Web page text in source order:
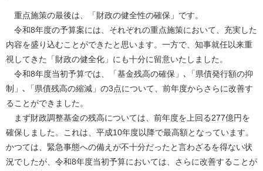
重点施策の最後は、「財政の健全性の確保」です。
令和8年度の予算案には、それぞれの重点施策において、充実した
内容を盛り込むことができたと思います。一方で、知事就任以来重
視してきた「財政の健全化」にも十分に留意いたしました。
令和8年度当初予算では、「基金残高の確保」､「県債発行額の抑
制」､「県債残高の縮減」の3点について、前年度からさらに改善す
ることができました。
まず財政調整基金の残高については、前年度を上回る277億円を
確保しました。これは、平成10年度以降で最高額となっています。
かつては、緊急事態への備えが不十分だったと言わざるを得ない状
況でしたが、令和8年度当初予算においては、さらに改善することが